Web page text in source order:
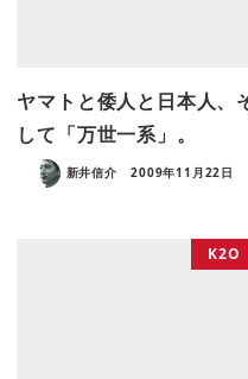
ヤマトと倭人と日本人、
して「万世一系」。
新井信介 2009年11月22日
K2O